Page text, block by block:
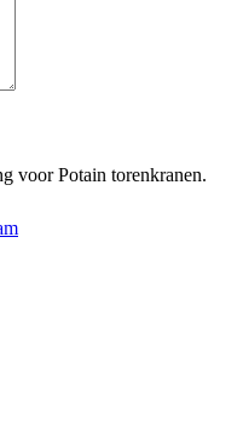
voor Potain torenkranen.